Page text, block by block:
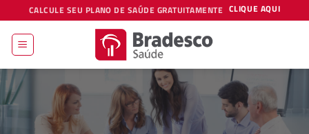
to
content
CALCULE SEU PLANO DE SAÚDE GRATUITAMENTE CLIQUE AQUI